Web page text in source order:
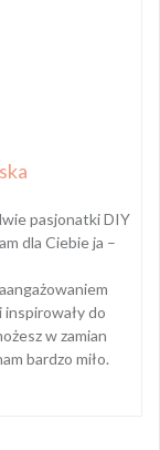
pasjonatki DIY
dla Ciebie ja –
inspirowały do
w zamian
bardzo miło.